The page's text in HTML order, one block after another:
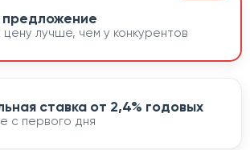
лучше, чем у конкурентов
ставка от 2,4% годовых
с первого дня